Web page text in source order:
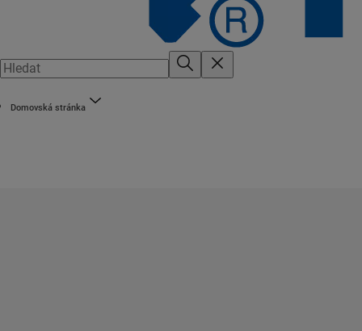
Domovská stránka